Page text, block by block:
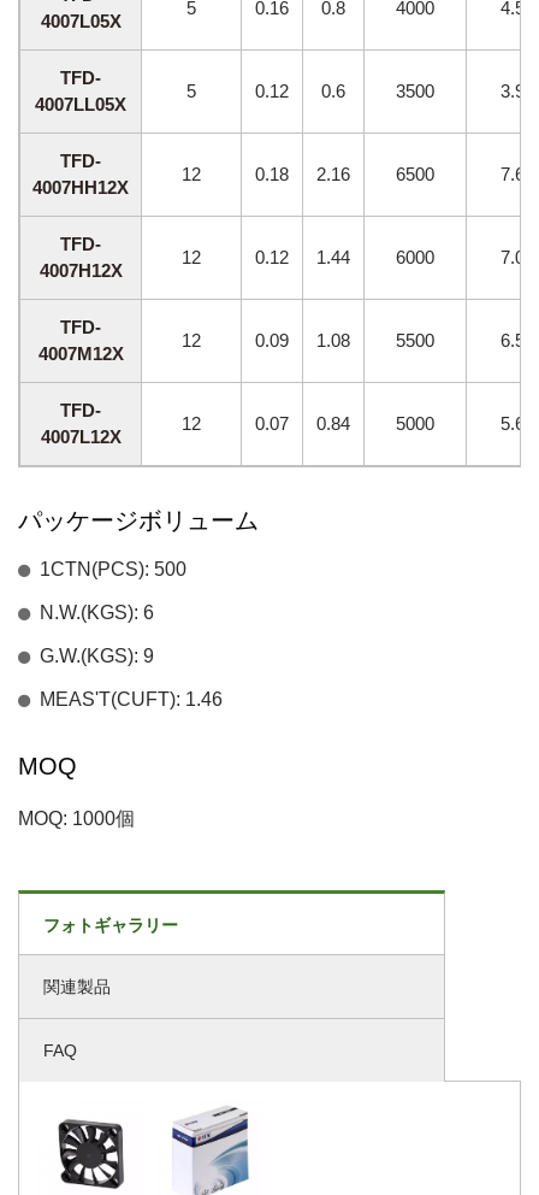
4007L05X
5 0.16 0.8 4000 4.51
TFD-
4007LL05X
5 0.12 0.6 3500 3.95
TFD-
4007HH12X
12 0.18 2.16 6500 7.68
TFD-
4007H12X
12 0.12 1.44 6000 7.09
TFD-
4007M12X
12 0.09 1.08 5500 6.58
TFD-
4007L12X
12 0.07 0.84 5000 5.64
パッケージボリューム
1CTN(PCS): 500
N.W.(KGS): 6
G.W.(KGS): 9
MEAS'T(CUFT): 1.46
MOQ
MOQ: 1000個
フォトギャラリー
関連製品
FAQ